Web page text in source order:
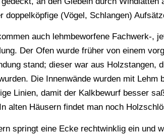
doppelköpfige (Vögel, Schlangen)
auch lehmbeworfene Fachwerk-,
Der Ofen wurde früher von einem
stand; dieser war aus Holzstangen,
Die Innenwände wurden mit Lehm
Linien, damit der Kalkbewurf besser
alten Häusern findet man noch
springt eine Ecke rechtwinklig ein und